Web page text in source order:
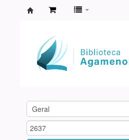
Agamenon
Magalhães